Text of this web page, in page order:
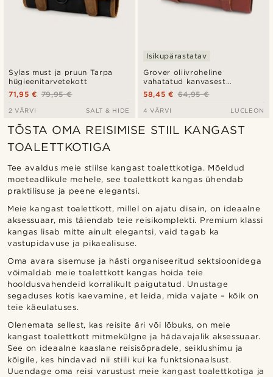
Sylas must ja pruun Tarpa
hügieenitarvetekott
79,95 €
71,95 €
2 VÄRVI SALT & HIDE
Grover oliivroheline
vahatatud kanvasest
lahtirullitav hügieenitarvete
kott
Isikupärastatav
64,95 €
58,45 €
4 VÄRVI LUCLEON
TÕSTA OMA REISIMISE STIIL KANGAST
TOALETTKOTIGA
Tee avaldus meie stiilse kangast toalettkotiga. Mõeldud
moeteadlikule mehele, see toalettkott kangas ühendab
praktilisuse ja peene elegantsi.
Meie kangast toalettkott, millel on ajatu disain, on ideaalne
aksessuaar, mis täiendab teie reisikomplekti. Premium klassi
kangas lisab mitte ainult elegantsi, vaid tagab ka
vastupidavuse ja pikaealisuse.
Oma avara sisemuse ja hästi organiseeritud sektsioonidega
võimaldab meie toalettkott kangas hoida teie
hooldusvahendeid korralikult paigutatud. Unustage
segaduses kotis kaevamine, et leida, mida vajate – kõik on
teie käeulatuses.
Olenemata sellest, kas reisite äri või lõbuks, on meie
kangast toalettkott mitmekülgne ja hädavajalik aksessuaar.
See on ideaalne kaaslane reisisõpradele, seiklushimu ja
kõigile, kes hindavad nii stiili kui ka funktsionaalsust.
Uuendage oma reisi varustust meie kangast toalettkotiga ja